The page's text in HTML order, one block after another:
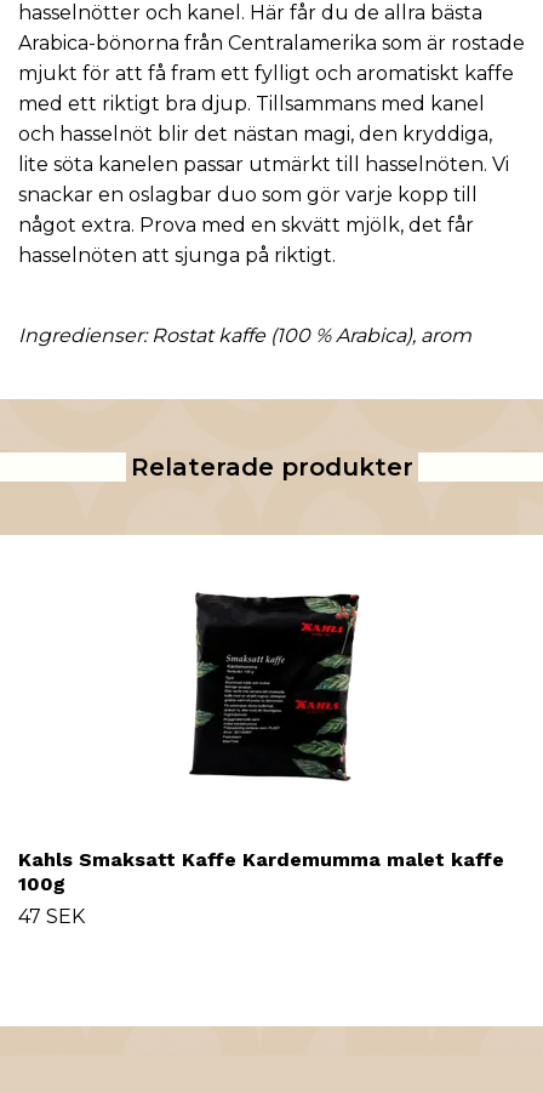
hasselnötter och kanel. Här får du de allra bästa
Arabica-bönorna från Centralamerika som är rostade
mjukt för att få fram ett fylligt och aromatiskt kaffe
med ett riktigt bra djup. Tillsammans med kanel
och hasselnöt blir det nästan magi, den kryddiga,
lite söta kanelen passar utmärkt till hasselnöten. Vi
snackar en oslagbar duo som gör varje kopp till
något extra. Prova med en skvätt mjölk, det får
hasselnöten att sjunga på riktigt.
Ingredienser: Rostat kaffe (100 % Arabica), arom
Relaterade produkter
Kahls Smaksatt Kaffe Kardemumma malet kaffe
100g
47 SEK